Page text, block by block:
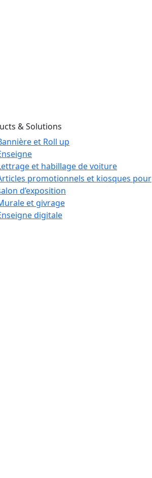
& Solutions
et Roll up
et habillage de voiture
promotionnels et kiosques pour
d’exposition
et givrage
digitale